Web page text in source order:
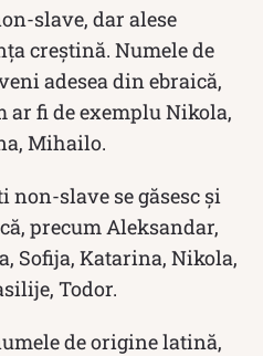
slave, dar alese
creștină. Numele de
adesea din ebraică,
ar fi de exemplu Nikola,
Mihailo.
non-slave se găsesc și
precum Aleksandar,
Sofija, Katarina, Nikola,
Todor.
de origine latină,